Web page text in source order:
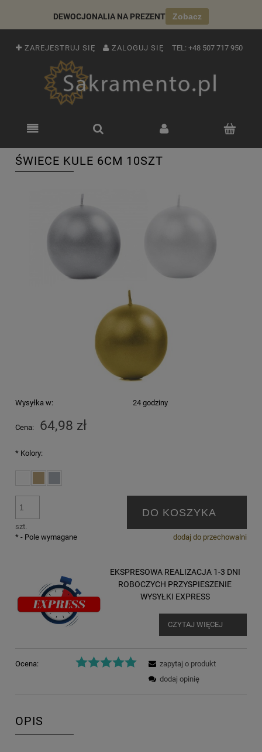
DEWOCJONALIA NA PREZENT Zobacz
ZAREJESTRUJ SIĘ ZALOGUJ SIĘ TEL: +48 507 717 950
ŚWIECE KULE 6CM 10SZT
Wysyłka w: 24 godziny
Cena: 64,98 zł
* Kolory:
szt.
DO KOSZYKA
dodaj do przechowalni
* - Pole wymagane
EKSPRESOWA REALIZACJA 1-3 DNI
ROBOCZYCH PRZYSPIESZENIE
WYSYŁKI EXPRESS
CZYTAJ WIĘCEJ
Ocena:
zapytaj o produkt
dodaj opinię
OPIS